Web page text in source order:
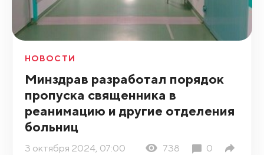
НОВОСТИ
Минздрав разработал порядок
пропуска священника в
реанимацию и другие отделения
больниц
3 октября 2024, 07:00 738 0